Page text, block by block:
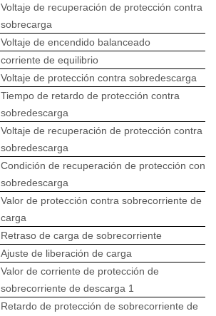
Voltaje de recuperación de protección contra
sobrecarga
Voltaje de encendido balanceado
corriente de equilibrio
Voltaje de protección contra sobredescarga
Tiempo de retardo de protección contra
sobredescarga
Voltaje de recuperación de protección contra
sobredescarga
Condición de recuperación de protección
sobredescarga
Valor de protección contra sobrecorriente de
carga
Retraso de carga de sobrecorriente
Ajuste de liberación de carga
Valor de corriente de protección de
sobrecorriente de descarga 1
Retardo de protección de sobrecorriente de